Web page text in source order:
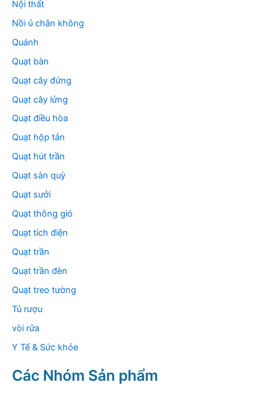
Nội thất
Nồi ủ chân không
Quánh
Quạt bàn
Quạt cây đứng
Quạt cây lửng
Quạt điều hòa
Quạt hộp tản
Quạt hút trần
Quạt sàn quỳ
Quạt sưởi
Quạt thông gió
Quạt tích điện
Quạt trần
Quạt trần đèn
Quạt treo tường
Tủ rượu
vòi rửa
Y Tế & Sức khỏe
Các Nhóm Sản phẩm